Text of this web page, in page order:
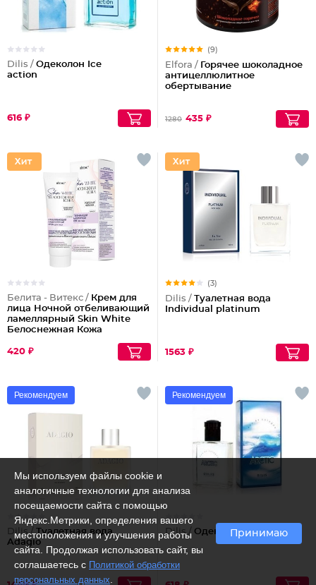
Dilis / Одеколон Ice
action
616 ₽
(9)
Elfora / Горячее шоколадное
антицеллюлитное
обертывание
1280 435 ₽
Белита - Витекс / Крем для
лица Ночной отбеливающий
ламеллярный Skin White
Белоснежная Кожа
420 ₽
(3)
Dilis / Туалетная вода
Individual platinum
1563 ₽
Рекомендуем
Dilis /Туалетная вода
Adagio
Рекомендуем
Dilis / Одеколон Арктик
Мы используем файлы cookie и
аналогичные технологии для анализа
посещаемости сайта с помощью
Яндекс.Метрики, определения вашего
местоположения и улучшения работы
сайта. Продолжая использовать сайт, вы
соглашаетесь с Политикой обработки
персональных данных
Принимаю